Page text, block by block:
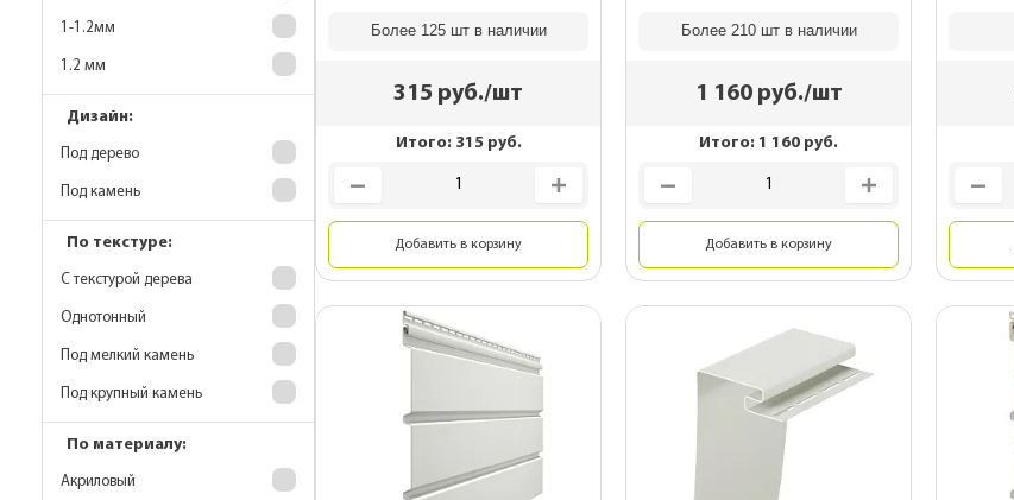
1-1.2мм
1.2 мм
Дизайн:
Под дерево
Под камень
По текстуре:
С текстурой дерева
Однотонный
Под мелкий камень
Под крупный камень
По материалу:
Акриловый
Более 125 шт в наличии
315 руб./шт
Итого: 315руб.
Добавить в корзину
Более 210 шт в наличии
1 160руб./шт
Итого: 1 160 руб.
Добавить в корзину